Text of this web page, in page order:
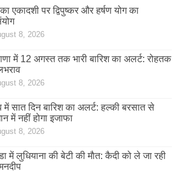
एकादशी पर द्विपुष्कर और हर्षण योग का
8, 2026
में 12 अगस्त तक भारी बारिश का अलर्ट: रोहतक
8, 2026
में सात दिन बारिश का अलर्ट: हल्की बरसात से
में नहीं होगा इजाफा
8, 2026
में लुधियाना की बेटी की माैत: कैदी को ले जा रही